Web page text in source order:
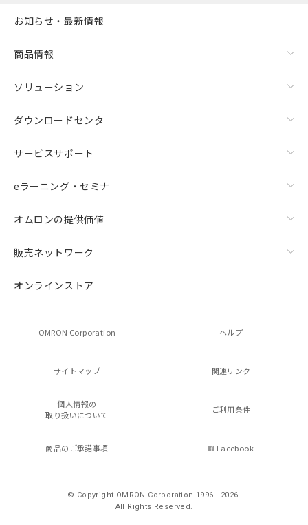
お知らせ・最新情報
商品情報
ソリューション
ダウンロードセンタ
サービスサポート
eラーニング・セミナ
オムロンの提供価値
販売ネットワーク
オンラインストア
OMRON Corporation ヘルプ
サイトマップ 関連リンク
個人情報の
取り扱いについて
ご利用条件
商品のご承諾事項 Facebook
© Copyright OMRON Corporation 1996 - 2026.
All Rights Reserved.